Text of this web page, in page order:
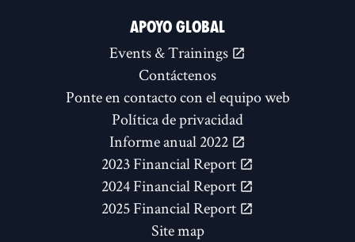
APOYO GLOBAL
Events & Trainings
Contáctenos
Ponte en contacto con el equipo web
Política de privacidad
Informe anual 2022
2023 Financial Report
2024 Financial Report
2025 Financial Report
Site map